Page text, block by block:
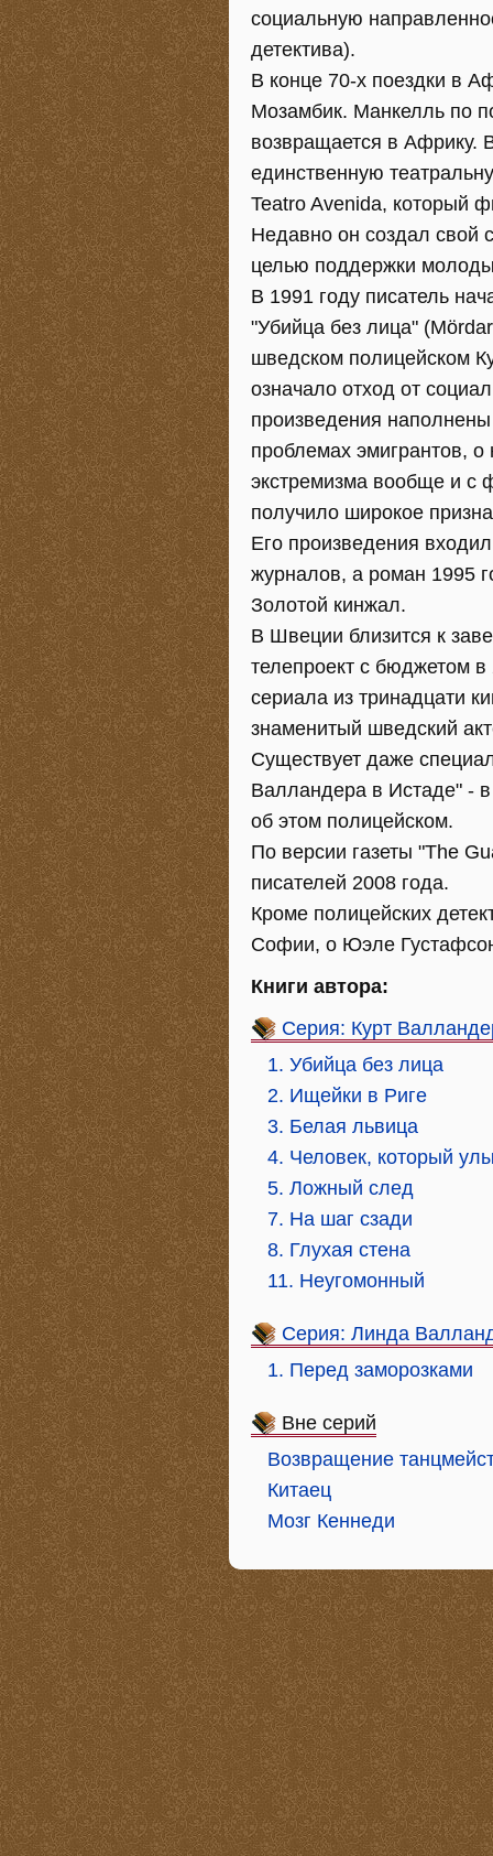
социальную
детектива).
В конце 70-х поездки в
Мозамбик. Манкелль по
возвращается в Африку.
единственную
Teatro Avenida, который
Недавно он создал свой
целью поддержки
В 1991 году писатель
"Убийца без лица"
шведском полицейском
означало отход от
произведения
проблемах эмигрантов,
экстремизма вообще и с
получило широкое
Его произведения
журналов, а роман 1995
Золотой кинжал.
В Швеции близится к
телепроект с бюджетом
сериала из тринадцати
знаменитый шведский
Существует даже
Валландера в Истаде" - в
об этом полицейском.
По версии газеты "The
писателей 2008 года.
Кроме полицейских
Софии, о Юэле
Книги автора:
Серия: Курт
1. Убийца без лица
2. Ищейки в Риге
3. Белая львица
4. Человек, который
5. Ложный след
7. На шаг сзади
8. Глухая стена
11. Неугомонный
Серия: Линда
1. Перед заморозками
Вне серий
Возвращение
Китаец
Мозг Кеннеди